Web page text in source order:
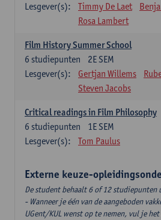
Lesgever(s):
Timmy De Laet
Rosa Lambert
Film History Summer School
2E SEM
6 studiepunten
Lesgever(s):
Gertjan Willems
Steven Jacobs
Critical readings in Film Philosophy
1E SEM
6 studiepunten
Lesgever(s):
Tom Paulus
Externe keuze-
De student behaalt 6 of 12
- Wanneer je één van de aangeboden
UGent/KUL wenst op te nemen, vul je